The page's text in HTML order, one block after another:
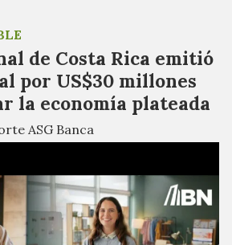
de Costa Rica emitió
por US$30 millones
la economía plateada
ASG Banca